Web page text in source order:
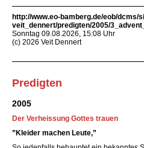
http://www.eo-bamberg.de/eob/
veit_dennert/predigten/2005/
Sonntag 09.08.2026, 15:08 Uhr
(c) 2026 Veit Dennert
Predigten
2005
Der Verheissung Gottes trauen
”Kleider machen Leute,”